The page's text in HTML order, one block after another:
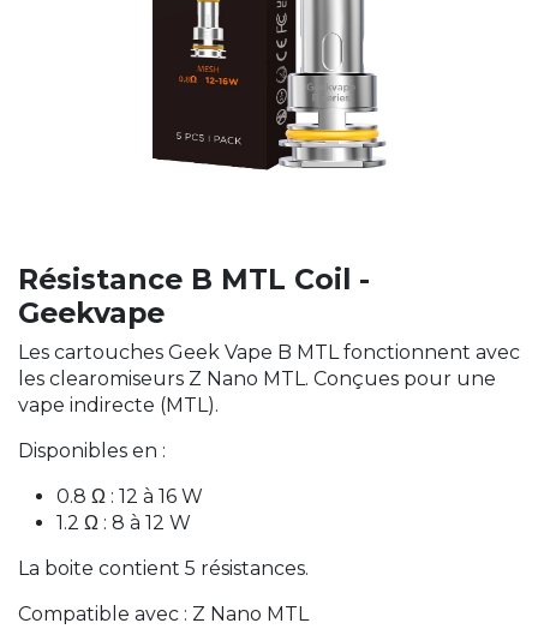
Résistance B MTL Coil -
Geekvape
Les cartouches Geek Vape B MTL fonctionnent avec
les clearomiseurs Z Nano MTL. Conçues pour une
vape indirecte (MTL).
Disponibles en :
0.8 Ω : 12 à 16 W
1.2 Ω : 8 à 12 W
La boite contient 5 résistances.
Compatible avec : Z Nano MTL